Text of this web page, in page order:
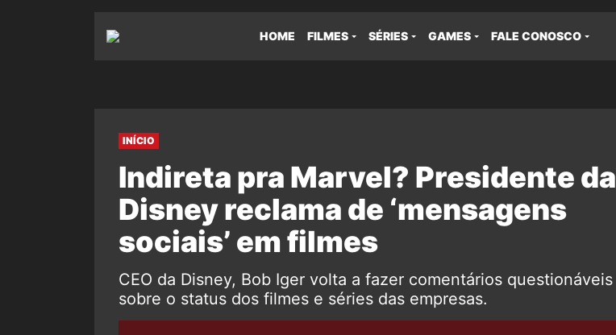
HOME FILMES SÉRIES GAMES FALE CONOSCO
INÍCIO
Indireta pra Marvel? Presidente da
Disney reclama de ‘mensagens
sociais’ em filmes
CEO da Disney, Bob Iger volta a fazer comentários questionáveis
sobre o status dos filmes e séries das empresas.